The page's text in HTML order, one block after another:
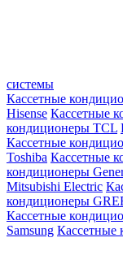
системы
Кассетные
Hisense Кассетные
кондиционеры TCL
Кассетные
Toshiba Кассетные
кондиционеры
Mitsubishi Electric
кондиционеры
Кассетные
Samsung Кассетные